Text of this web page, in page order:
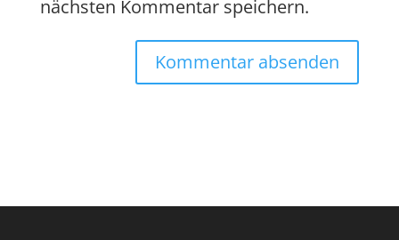
nächsten Kommentar speichern.